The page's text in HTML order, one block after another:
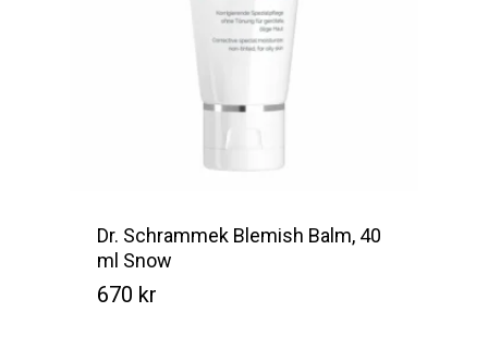
Dr. Schrammek Blemish Balm, 40
ml Snow
670 kr